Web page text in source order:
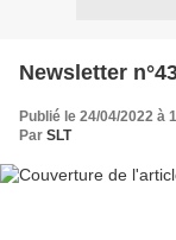
Newsletter
Publié le 24/04/2022 à
Par SLT